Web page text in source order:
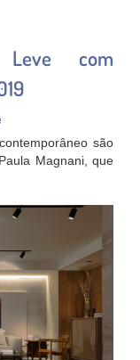
Leve com
são
Magnani, que